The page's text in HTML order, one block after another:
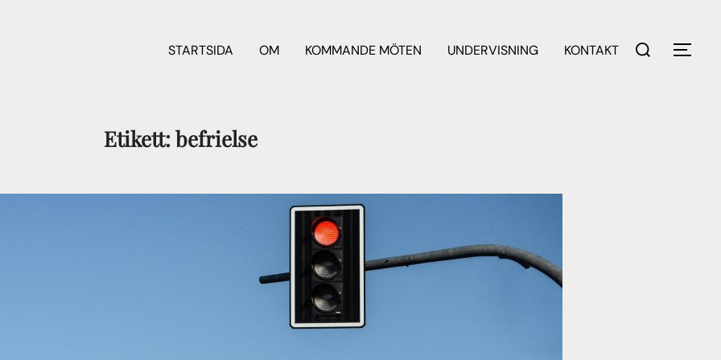
STARTSIDA OM KOMMANDE MÖTEN UNDERVISNING KONTAKT
Sök
SLÅ
Etikett:befrielse